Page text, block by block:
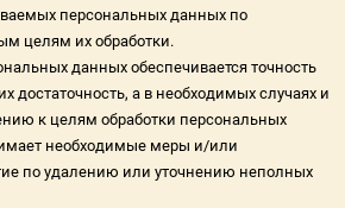
персональных данных по
целям их обработки.
данных обеспечивается точность
достаточность, а в необходимых случаях и
к целям обработки персональных
необходимые меры и/или
по удалению или уточнению неполных